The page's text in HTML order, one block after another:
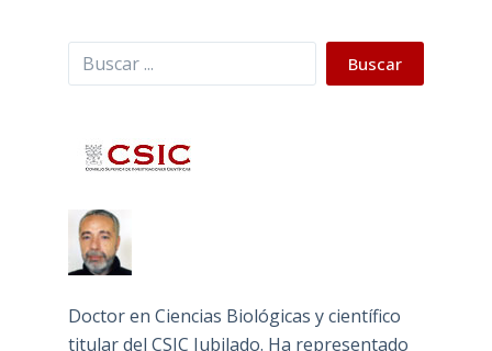
Buscar Buscar
Doctor en Ciencias Biológicas y científico
titular del CSIC Jubilado. Ha representado